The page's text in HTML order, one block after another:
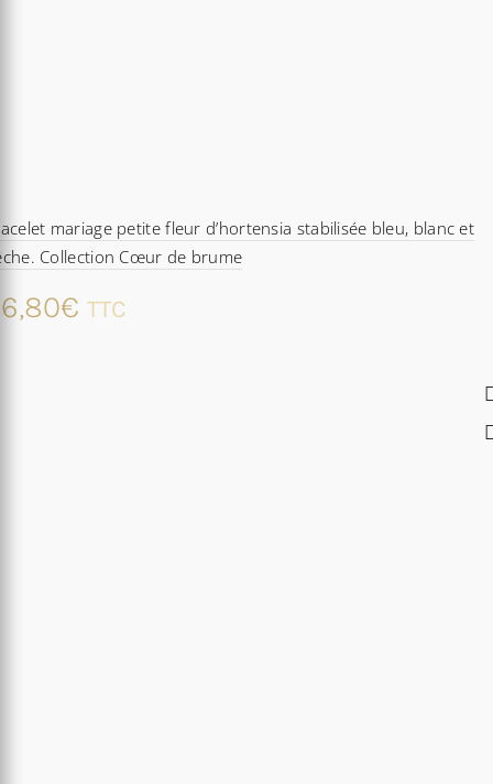
mariage petite fleur d’hortensia stabilisée bleu, blanc et
Collection Cœur de brume
€ TTC